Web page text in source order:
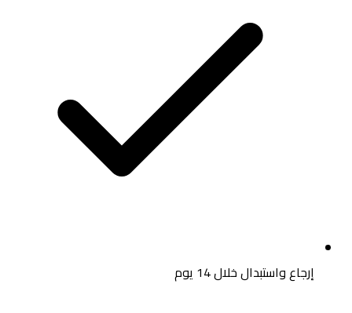
إرجاع واستبدال خلال 14 يوم